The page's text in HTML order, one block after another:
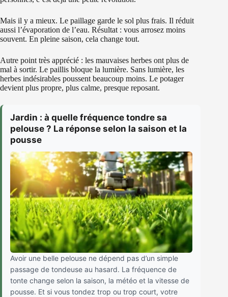
Mais il y a mieux. Le paillage garde le sol plus frais. Il réduit
aussi l’évaporation de l’eau. Résultat : vous arrosez moins
souvent. En pleine saison, cela change tout.
Autre point très apprécié : les mauvaises herbes ont plus de
mal à sortir. Le paillis bloque la lumière. Sans lumière, les
herbes indésirables poussent beaucoup moins. Le potager
devient plus propre, plus calme, presque reposant.
Jardin : à quelle fréquence tondre sa
pelouse ? La réponse selon la saison et la
pousse
Avoir une belle pelouse ne dépend pas d’un simple
passage de tondeuse au hasard. La fréquence de
tonte change selon la saison, la météo et la vitesse de
pousse. Et si vous tondez trop ou trop court, votre